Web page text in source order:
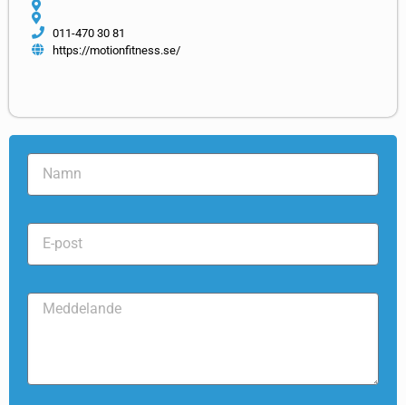
011-470 30 81
https://motionfitness.se/